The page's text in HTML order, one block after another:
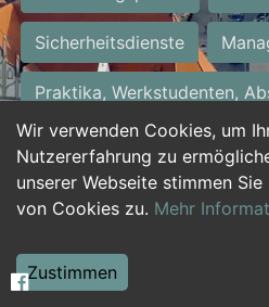
Wir verwenden Cookies, um
Nutzererfahrung zu
unserer Webseite stimmen
von Cookies zu. Mehr
Zustimmen
Sicherheitsdienste
Praktika, Werkstudenten,
Personalwesen
Hilfskräfte, Aushilfs- und
Weiterbildung, Studium,